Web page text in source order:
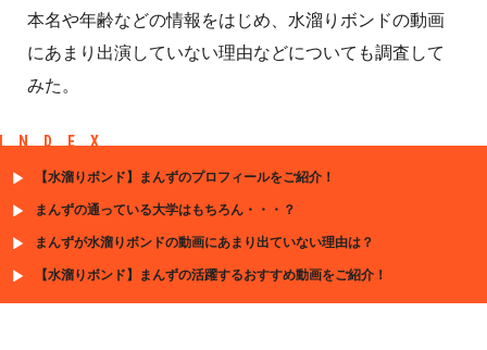
本名や年齢などの情報をはじめ、水溜りボンドの動画
にあまり出演していない理由などについても調査して
みた。
INDEX
【水溜りボンド】まんずのプロフィールをご紹介！
まんずの通っている大学はもちろん・・・？
まんずが水溜りボンドの動画にあまり出ていない理由は？
【水溜りボンド】まんずの活躍するおすすめ動画をご紹介！